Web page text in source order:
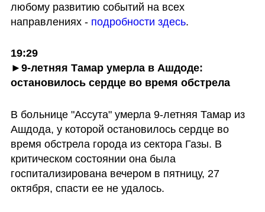
любому развитию событий на всех
направлениях - подробности здесь.
19:29
►9-летняя Тамар умерла в Ашдоде:
остановилось сердце во время обстрела
В больнице "Ассута" умерла 9-летняя Тамар из
Ашдода, у которой остановилось сердце во
время обстрела города из сектора Газы. В
критическом состоянии она была
госпитализирована вечером в пятницу, 27
октября, спасти ее не удалось.